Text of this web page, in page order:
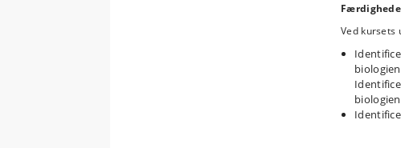
Ved kursets